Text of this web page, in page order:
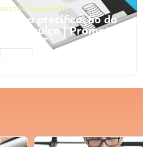
GESTÃO FINANCEIRA
Faça a precificação do
seu serviço | Prompts
ChatGPT